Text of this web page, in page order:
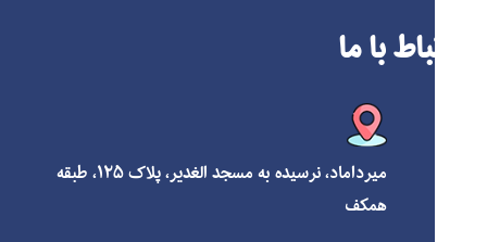
ارتباط با ما
میرداماد، نرسیده به مسجد الغدیر، پلاک ۱۲۵، طبقه
همکف